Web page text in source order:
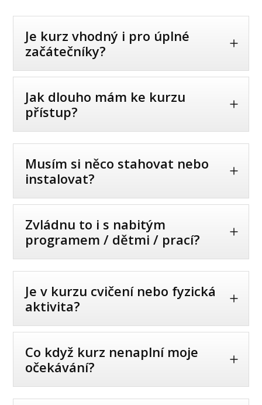
Je kurz vhodný i pro úplné
začátečníky?
Jak dlouho mám ke kurzu
přístup?
Musím si něco stahovat nebo
instalovat?
Zvládnu to i s nabitým
programem / dětmi / prací?
Je v kurzu cvičení nebo fyzická
aktivita?
Co když kurz nenaplní moje
očekávání?